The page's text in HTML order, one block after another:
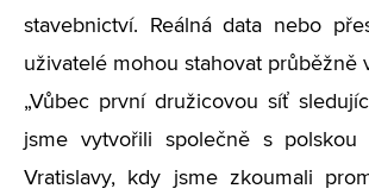
stavebnictví. Reálná data nebo
uživatelé mohou stahovat průběžně
„Vůbec první družicovou síť
jsme vytvořili společně s polskou
Vratislavy, kdy jsme zkoumali